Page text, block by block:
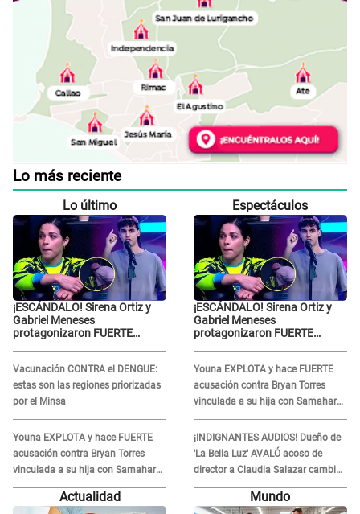
Lo más reciente
Lo último
¡ESCÁNDALO! Sirena Ortiz y
Gabriel Meneses
protagonizaron FUERTE
Vacunación CONTRA el DENGUE:
estas son las regiones priorizadas
por el Minsa
Youna EXPLOTA y hace FUERTE
acusación contra Bryan Torres
vinculada a su hija con Samahara
Lobatón: "Le volvió a..."
Espectáculos
¡ESCÁNDALO! Sirena Ortiz y
Gabriel Meneses
protagonizaron FUERTE
Youna EXPLOTA y hace FUERTE
acusación contra Bryan Torres
vinculada a su hija con Samahara
Lobatón: "Le volvió a..."
¡INDIGNANTES AUDIOS! Dueño de
'La Bella Luz' AVALÓ acoso de
director a Claudia Salazar cambio
de darle TEMAS musicales:
Actualidad Mundo